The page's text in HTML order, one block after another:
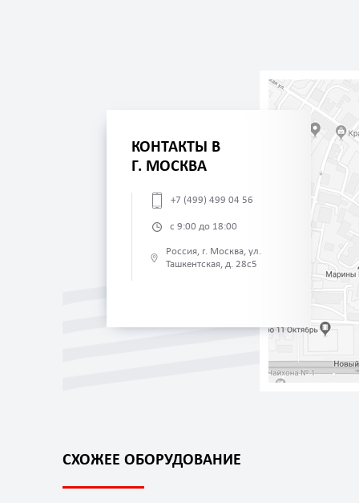
КОНТАКТЫ В
Г. МОСКВА
+7 (499) 499 04 56
с 9:00 до 18:00
Россия, г. Москва, ул.
Ташкентская, д. 28с5
СХОЖЕЕ ОБОРУДОВАНИЕ